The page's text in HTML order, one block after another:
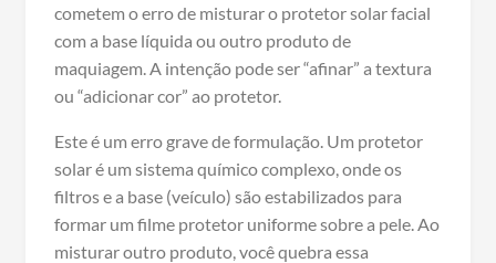
cometem o erro de misturar o protetor solar facial
com a base líquida ou outro produto de
maquiagem. A intenção pode ser “afinar” a textura
ou “adicionar cor” ao protetor.
Este é um erro grave de formulação. Um protetor
solar é um sistema químico complexo, onde os
filtros e a base (veículo) são estabilizados para
formar um filme protetor uniforme sobre a pele. Ao
misturar outro produto, você quebra essa